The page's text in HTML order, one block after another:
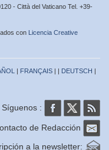
- Città del Vaticano Tel. +39-
con Licencia Creative
| FRANÇAIS | | DEUTSCH |
Síguenos :
de Redacción
a la newsletter: